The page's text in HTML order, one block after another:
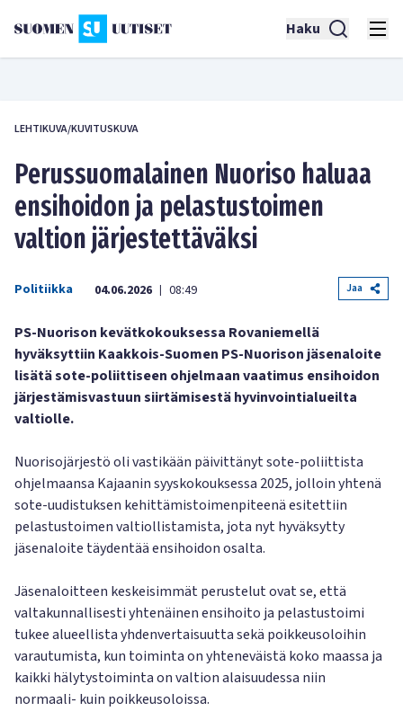
Haku
LEHTIKUVA/KUVITUSKUVA
Perussuomalainen Nuoriso haluaa
ensihoidon ja pelastustoimen
valtion järjestettäväksi
Politiikka 04.06.2026 | 08:49 Jaa
PS-Nuorison kevätkokouksessa Rovaniemellä
hyväksyttiin Kaakkois-Suomen PS-Nuorison jäsenaloite
lisätä sote-poliittiseen ohjelmaan vaatimus ensihoidon
järjestämisvastuun siirtämisestä hyvinvointialueilta
valtiolle.
Nuorisojärjestö oli vastikään päivittänyt sote-poliittista
ohjelmaansa Kajaanin syyskokouksessa 2025, jolloin yhtenä
sote-uudistuksen kehittämistoimenpiteenä esitettiin
pelastustoimen valtiollistamista, jota nyt hyväksytty
jäsenaloite täydentää ensihoidon osalta.
Jäsenaloitteen keskeisimmät perustelut ovat se, että
valtakunnallisesti yhtenäinen ensihoito ja pelastustoimi
tukee alueellista yhdenvertaisuutta sekä poikkeusoloihin
varautumista, kun toiminta on yhteneväistä koko maassa ja
kaikki hälytystoiminta on valtion alaisuudessa niin
normaali- kuin poikkeusoloissa.